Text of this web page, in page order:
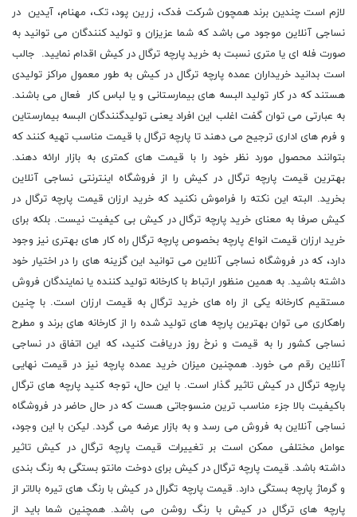
لازم است چندین برند همچون شرکت فدک، زرین پود، تک، مهنام، آیدین در
نساجی آنلاین موجود می باشد که شما عزیزان و تولید کنندگان می توانید به
صورت فله ای یا متری نسبت به خرید پارچه ترگال در کیش اقدام نمایید. جالب
است بدانید خریداران عمده پارچه ترگال در کیش به طور معمول مراکز تولیدی
هستند که در کار تولید البسه های بیمارستانی و یا لباس کار فعال می باشند.
به عبارتی می توان گفت اغلب این افراد یعنی تولیدگنندگان البسه بیمارستاین
و فرم های اداری ترجیح می ‌دهند تا پارچه ترگال با قیمت مناسب تهیه کنند که
بتوانند محصول مورد نظر خود را با قیمت های کمتری به بازار ارائه دهند.
بهترین قیمت پارچه ترگال در کیش را از فروشگاه اینترنتی نساجی آنلاین
بخرید. البته این نکته را فراموش نکنید که خرید ارزان قیمت پارچه ترگال در
کیش صرفا به معنای خرید پارچه ترگال در کیش بی کیفیت نیست. بلکه برای
خرید ارزان قیمت انواع پارچه بخصوص پارچه ترگال راه کار های بهتری نیز وجود
دارد، که در فروشگاه نساجی آنلاین می توانید این گزینه های را در اختیار خود
داشته باشید. به همین منظور ارتباط با کارخانه تولید کننده یا نمایندگان فروش
مستقیم کارخانه یکی از راه‌ های خرید ترگال به قیمت ارزان است. با چنین
راهکاری می ‌توان بهترین پارچه‌ های تولید شده را از کارخانه ‌های برند و مطرح
نساجی کشور را به قیمت و نرخ روز دریافت کنید، که این اتفاق در نساجی
آنلاین رقم می خورد. همچنین میزان خرید عمده پارچه نیز در قیمت نهایی
پارچه ترگال در کیش تاثیر گذار است. با این حال، توجه کنید پارچه های ترگال
باکیفیت بالا جزء مناسب ترین منسوجاتی هست که در حال حاضر در فروشگاه
نساجی آنلاین به فروش می رسد و به بازار عرضه می گردد. لیکن با این وجود،
عوامل مختلفی ممکن است بر تغییرات قیمت پارچه ترگال در کیش تاثیر
داشته باشد. قیمت پارچه ترگال در کیش برای دوخت مانتو بستگی به رنگ بندی
و گرماژ پارچه بستگی دارد. قیمت پارچه تگرال در کیش با رنگ های تیره بالاتر از
پارچه های ترگال در کیش با رنگ روشن می باشد. همچنین شما باید از